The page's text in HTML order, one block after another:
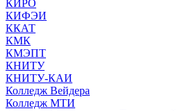
КИРО
КИФЭИ
ККАТ
КМК
КМЭПТ
КНИТУ
КНИТУ-КАИ
Колледж Вейдера
Колледж МТИ